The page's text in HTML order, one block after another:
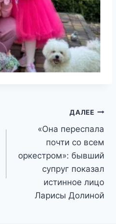
ДАЛЕЕ
«Она переспала
почти со всем
оркестром»: бывший
супруг показал
истинное лицо
Ларисы Долиной